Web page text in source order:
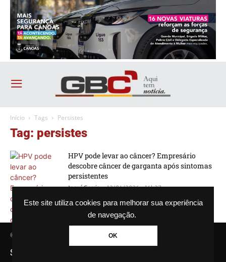
Este site utiliza cookies para melhorar sua experiência
de navegação.
OK
Início Tags Persistes
Tag: persistes
HPV pode levar ao câncer? Empresário
descobre câncer de garganta após sintomas
persistentes
Josué Garcia - 12/04/2026 - 14h27
© Agência GBC. Aqui tem notícia. Todos os direitos reservados.
SAIBA MAIS SOBRE A AGÊNCIA GBC